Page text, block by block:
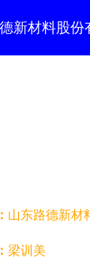
新材料股份
山东路德新材
梁训美